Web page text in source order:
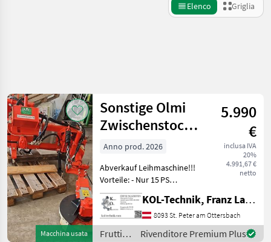
Elenco Griglia
ricerca
Categoria 4 Paese Filtri
PERCORSO
ATTUALE
Settore
agricolo
Frutticoltura
Altre
Reimposta
Mostra
442
risultati
Macchina usata
Sonstige Olmi
Zwischenstockfräse
einseitig
Obstbau
5.990
€
inclusa IVA
20%
4.991,67 €
netto
Anno prod. 2026
Abverkauf Leihmaschine!!!
Vorteile: - Nur 15 PS
Kraftbedarf - 3‑fach
Feintastautomatik mit
Eigenölversorgung - Messer
nach außen gedreht –
KOL-Technik, Franz Lampl-Küssner
8093 St. Peter am Ottersbach
FrutticolturaRivenditore Premium Plus